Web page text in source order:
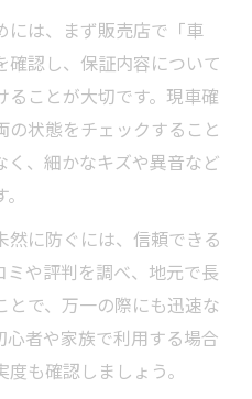
には、まず販売店で「車
認し、保証内容について
ことが大切です。現車確
状態をチェックすること
、細かなキズや異音など
然に防ぐには、信頼できる
や評判を調べ、地元で長
とで、万一の際にも迅速な
者や家族で利用する場合
も確認しましょう。